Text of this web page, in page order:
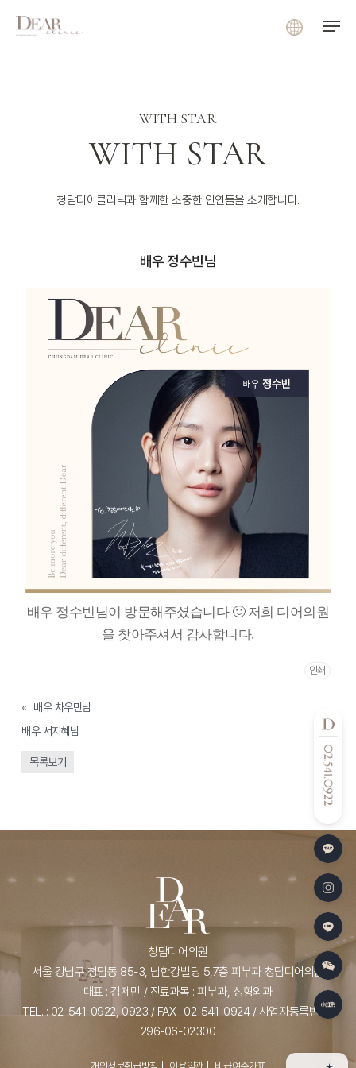
main
Menu
WITH STAR
WITH STAR
청담디어클리닉과 함께한 소중한 인연들을 소개합니다.
배우 정수빈님
배우 정수빈님이 방문해주셨습니다 🙂 저희 디어의원
을 찾아주셔서 감사합니다.
인쇄
« 배우 차우민님
배우 서지혜님
»
목록보기
청담디어의원
서울 강남구 청담동 85-3, 남한강빌딩 5,7층 피부과 청담디어의원
대표 : 김제민 / 진료과목 : 피부과, 성형외과
TEL. : 02-541-0922, 0923 / FAX : 02-541-0924 / 사업자등록번호 :
296-06-02300